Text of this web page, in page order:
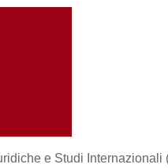
e Studi